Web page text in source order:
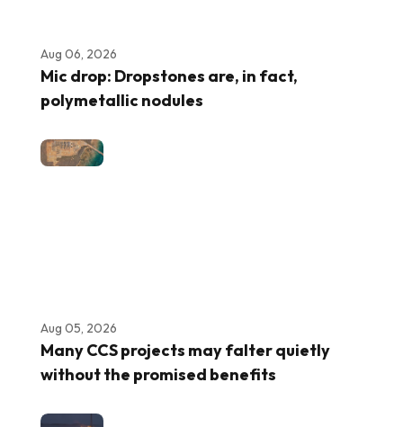
Aug 06, 2026
Mic drop: Dropstones are, in fact,
polymetallic nodules
Aug 05, 2026
Many CCS projects may falter quietly
without the promised benefits